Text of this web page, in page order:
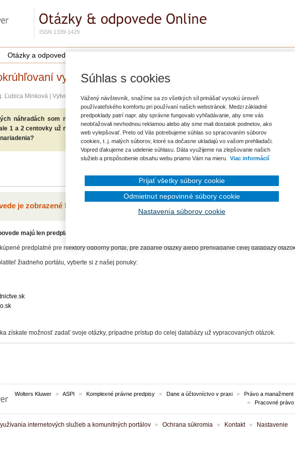
ISSN 1339-1429
Otázky a odpovede
vyplatení za pohonné látky podľa platných
Ľubica Minková Vytvoriť záložku
náhradách som nenašla, ako zaokrúhľovať vyplatenie za pohonné látky, píše sa tam, že na
1 a 2 centovky už nie sú, ani v banke nám už nedajú, ako sa má teda správne zaokrúhliť a podľa
je zobrazené len prihlásenému užívateľovi.
majú len predplatitelia.
predplatné pre niektorý odborný portál, pre zadanie otázky alebo prehliadanie celej databázy
žiadneho portálu, vyberte si z našej ponuky:
získate možnosť zadať svoje otázky, prípadne prístup do celej databázy už vypracovaných otázok.
Wolters Kluwer ASPI Komplexné právne predpisy Dane a účtovníctvo v praxi Právo a
Pracovné právo
internetových služieb a komunitných portálov Ochrana súkromia Kontakt
Nastavenie
Súhlas s cookies
Vážený návštevník, snažíme sa zo všetkých síl prinášať vysokú úroveň
používateľského komfortu pri používaní našich webstránok. Medzi základné
predpoklady patrí napr. aby správne fungovalo vyhľadávanie, aby sme vás
neobťažovali nevhodnou reklamou alebo aby sme mali dostatok podnetov, ako
web vylepšovať. Preto od Vás potrebujeme súhlas so spracovaním súborov
cookies, t. j. malých súborov, ktoré sa dočasne ukladajú vo vašom prehliadači.
Vopred ďakujeme za udelenie súhlasu. Dáta využijeme na zlepšovanie našich
služieb a prispôsobenie obsahu webu priamo Vám na mieru.
Viac informácií
Nastavenia súborov cookie
Odmietnut nepovinné súbory cookie
Prijať všetky súbory cookie